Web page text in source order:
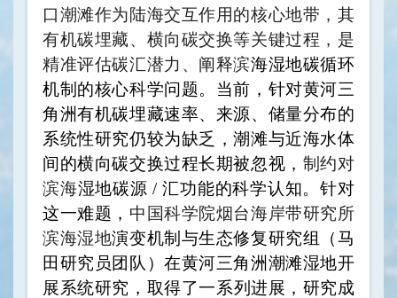
口潮滩作为陆海交互作用的核心地带，其
有机碳埋藏、横向碳交换等关键过程，是
精准评估碳汇潜力、阐释滨海湿地碳循环
机制的核心科学问题。当前，针对黄河三
角洲有机碳埋藏速率、来源、储量分布的
系统性研究仍较为缺乏，潮滩与近海水体
间的横向碳交换过程长期被忽视， 制约对
滨海湿地碳源 / 汇功能的科学认知。针对
这一难题， 中国科学院烟台海岸带研究所
滨海湿地演变机制与生态修复研究组（马
田研究员团队）在黄河三角洲潮滩湿地开
展系统研究， 取得了一系列进展，研究成